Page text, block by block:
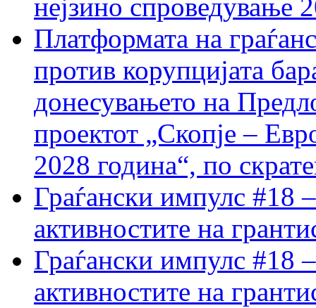
нејзино спроведување
Платформата на
против корупцијата
донесувањето на
проектот „Скопје –
2028 година“, по
Граѓански импулс #18
активностите на
Граѓански импулс #18
активностите на